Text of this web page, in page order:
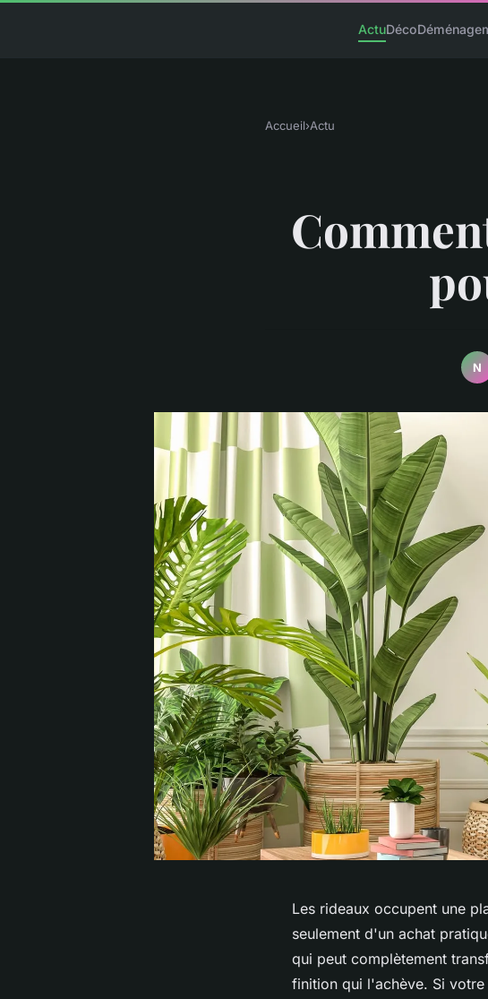
ActuDéco
Accueil›Actu
N
Les rideaux occupent une
seulement d'un achat
qui peut complètement
finition qui l'achève. Si